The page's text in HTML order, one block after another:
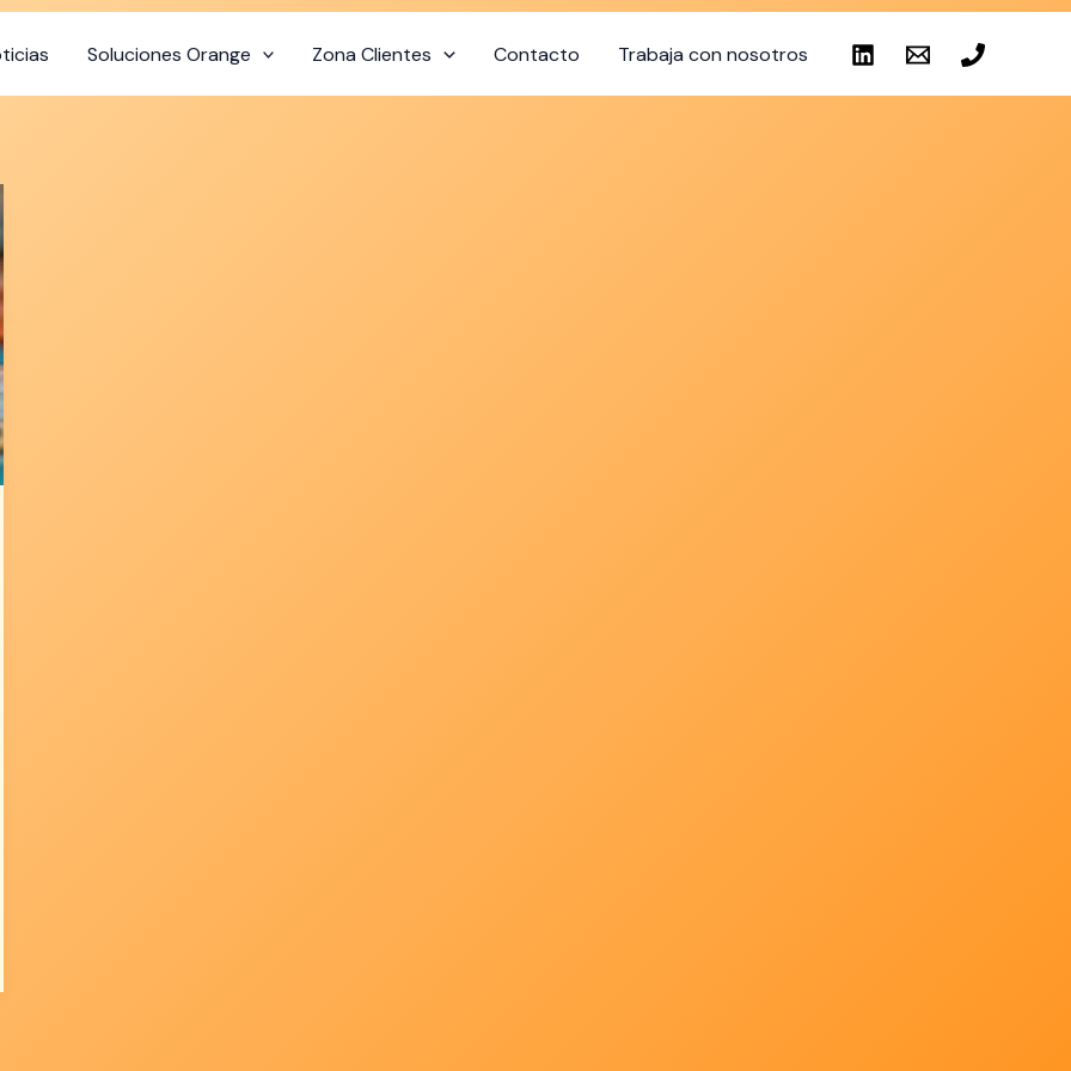
Soluciones Orange Zona Clientes Contacto Trabaja con nosotros